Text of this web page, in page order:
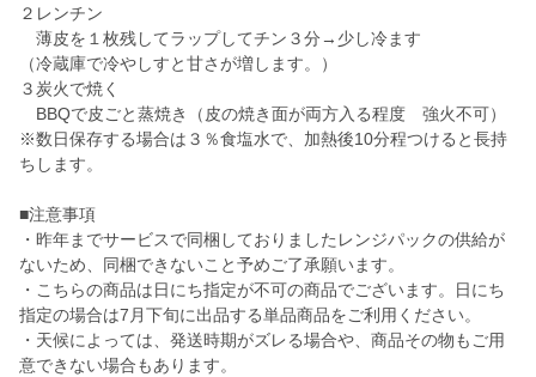
２レンチン
薄皮を１枚残してラップしてチン３分→少し冷ます
（冷蔵庫で冷やしすと甘さが増します。）
３炭火で焼く
BBQで皮ごと蒸焼き（皮の焼き面が両方入る程度 強火不可）
※数日保存する場合は３％食塩水で、加熱後10分程つけると長持
ちします。
■注意事項
・昨年までサービスで同梱しておりましたレンジパックの供給が
ないため、同梱できないこと予めご了承願います。
・こちらの商品は日にち指定が不可の商品でございます。日にち
指定の場合は7月下旬に出品する単品商品をご利用ください。
・天候によっては、発送時期がズレる場合や、商品その物もご用
意できない場合もあります。